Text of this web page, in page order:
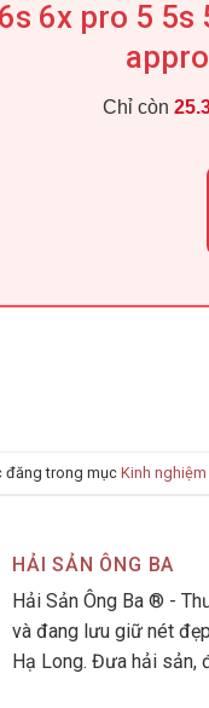
6x pro 5
Chỉ còn
đăng trong mục Kinh
HẢI SẢN ÔNG BA
Hải Sản Ông Ba ® -
và đang lưu giữ nét
Hạ Long. Đưa hải sản,